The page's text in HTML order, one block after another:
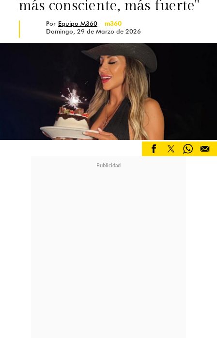
más consciente, más fuerte"
Por Equipo M360
m360
Domingo, 29 de Marzo de 2026